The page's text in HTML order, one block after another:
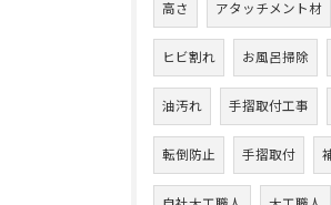
高さ アタッチメント材
ヒビ割れ お風呂掃除
油汚れ 手摺取付工事
転倒防止 手摺取付